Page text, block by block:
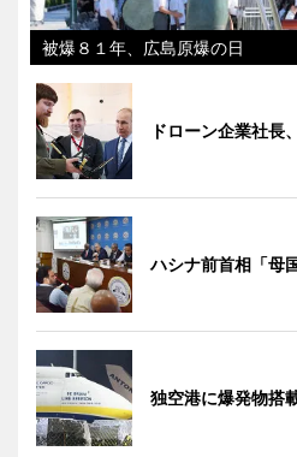
被爆８１年、広島原爆の日
ドローン企業社長
ハシナ前首相「母
独空港に爆発物搭